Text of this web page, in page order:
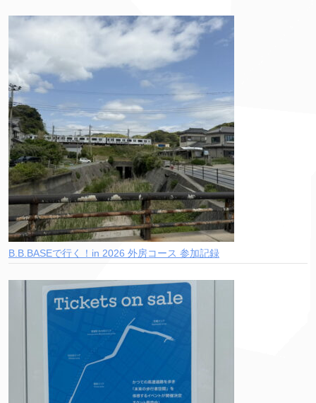
B.B.BASEで行く！in 2026 外房コース 参加記録